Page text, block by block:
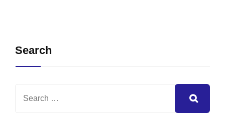
Search